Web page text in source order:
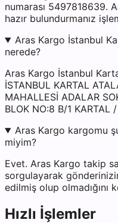
numarası 5497818639.
hazır bulundurmanız
Aras Kargo İstanbul
nerede?
Aras Kargo İstanbul
İSTANBUL KARTAL
MAHALLESİ ADALAR
BLOK NO:8 B/1 KARTAL
Aras Kargo kargomu
miyim?
Evet. Aras Kargo takip
sorgulayarak
edilmiş olup olmadığını
Hızlı İşlemler